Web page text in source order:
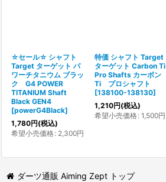
☆セール☆ シャフト
Target ターゲット パ
ワーチタニウム ブラッ
ク G4 POWER
TITANIUM Shaft
Black GEN4
[powerG4Black]
1,780円(税込)
希望小売価格: 2,300円
特価 シャフト Target
ターゲット Carbon Ti
Pro Shafts カーボン
Ti プロシャフト
[138100-138130]
1,210円(税込)
希望小売価格: 1,500円
ダーツ通販 Aiming Zept トップ